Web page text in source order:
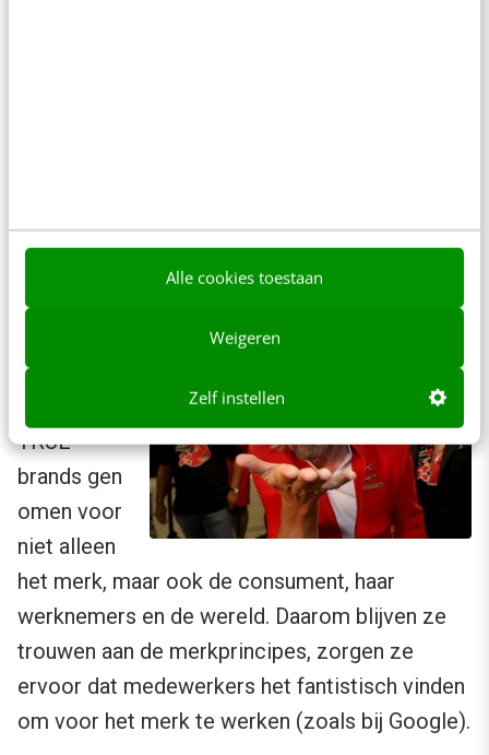
Alle cookies toestaan
Weigeren
Zelf instellen
Responsibility
rdelijkheid
TRUE
brands gen
omen voor
niet alleen
het merk, maar ook de consument, haar
werknemers en de wereld. Daarom blijven ze
trouwen aan de merkprincipes, zorgen ze
ervoor dat medewerkers het fantistisch vinden
om voor het merk te werken (zoals bij Google).